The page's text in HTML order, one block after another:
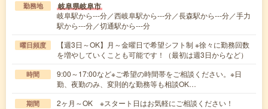
勤務地 岐阜県岐阜市
岐阜駅から---分／西岐阜駅から---分／長森駅から---分／手力
駅から---分／切通駅から---分
曜日頻度
【週3日～OK】月～金曜日で希望シフト制 ※徐々に勤務回数
を増やしていくことも可能です！（最初は週3日からなど）
時間
9:00～17:00など※ご希望の時間帯をご相談ください。※日
勤、夜勤のみ、変則的な勤務等も相談OK…
期間 2ヶ月～OK ※スタート日はお気軽にご相談ください！